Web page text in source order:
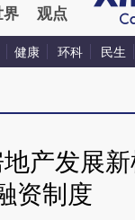
界 观点
健康 环科 民生
产发展
资制度